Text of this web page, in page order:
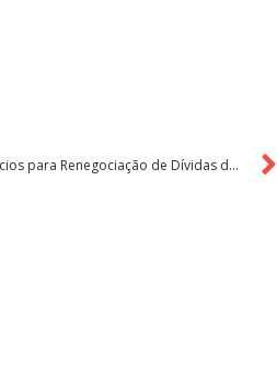
Lançamento do Programa Desenrola Pequenos Negócios para Renegociação de Dívidas de MEIs e Pequenas Empresas